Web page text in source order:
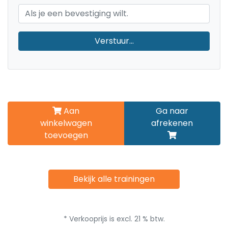
Verstuur...
Aan
winkelwagen
toevoegen
Ga naar
afrekenen
Bekijk alle trainingen
* Verkooprijs is excl. 21 % btw.